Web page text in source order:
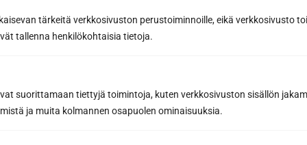
tärkeitä verkkosivuston perustoiminnoille, eikä verkkosivusto
tallenna henkilökohtaisia tietoja.
suorittamaan tiettyjä toimintoja, kuten verkkosivuston sisällön
ja muita kolmannen osapuolen ominaisuuksia.
Sun Sauna Oy, Vanda, Pakkala
Muuuntotie 3, 01510 VANTAA
0403 470 230